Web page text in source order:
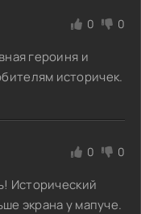
0 0
героиня и
историчек.
0 0
Исторический
экрана у мапуче.